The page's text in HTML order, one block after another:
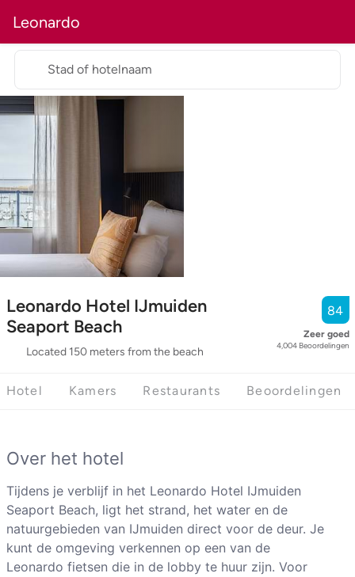
Leonardo
Leonardo Hotel IJmuiden
Seaport Beach
Located 150 meters from the beach
84
Zeer goed
4,004 Beoordelingen
Stad of hotelnaam
Hotel Kamers Restaurants Beoordelingen
Over het hotel
Tijdens je verblijf in het Leonardo Hotel IJmuiden
Seaport Beach, ligt het strand, het water en de
natuurgebieden van IJmuiden direct voor de deur. Je
kunt de omgeving verkennen op een van de
Leonardo fietsen die in de lobby te huur zijn. Voor